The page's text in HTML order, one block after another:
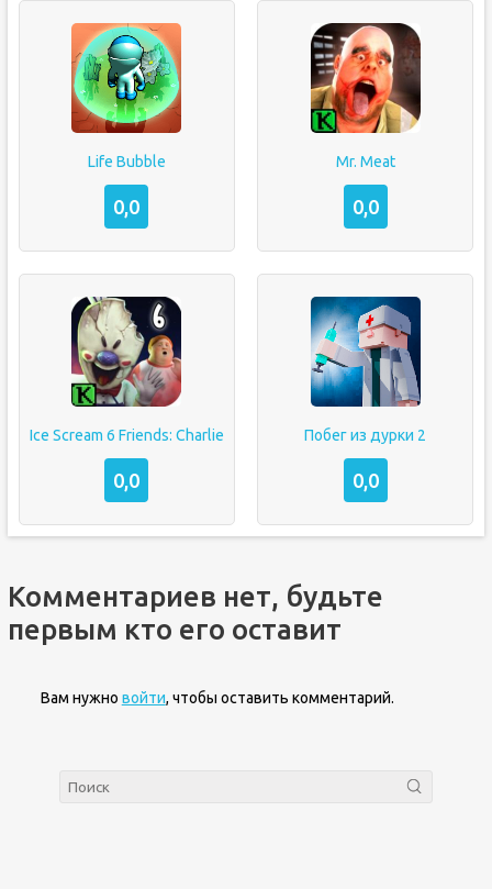
Life Bubble
0,0
Mr. Meat
0,0
Ice Scream 6 Friends: Charlie
0,0
Побег из дурки 2
0,0
Комментариев нет, будьте
первым кто его оставит
Вам нужно войти, чтобы оставить комментарий.